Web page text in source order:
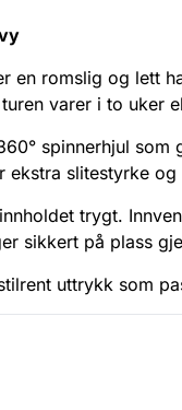
en romslig og
varer i to uker
spinnerhjul
slitestyrke
trygt.
sikkert på plass
uttrykk som